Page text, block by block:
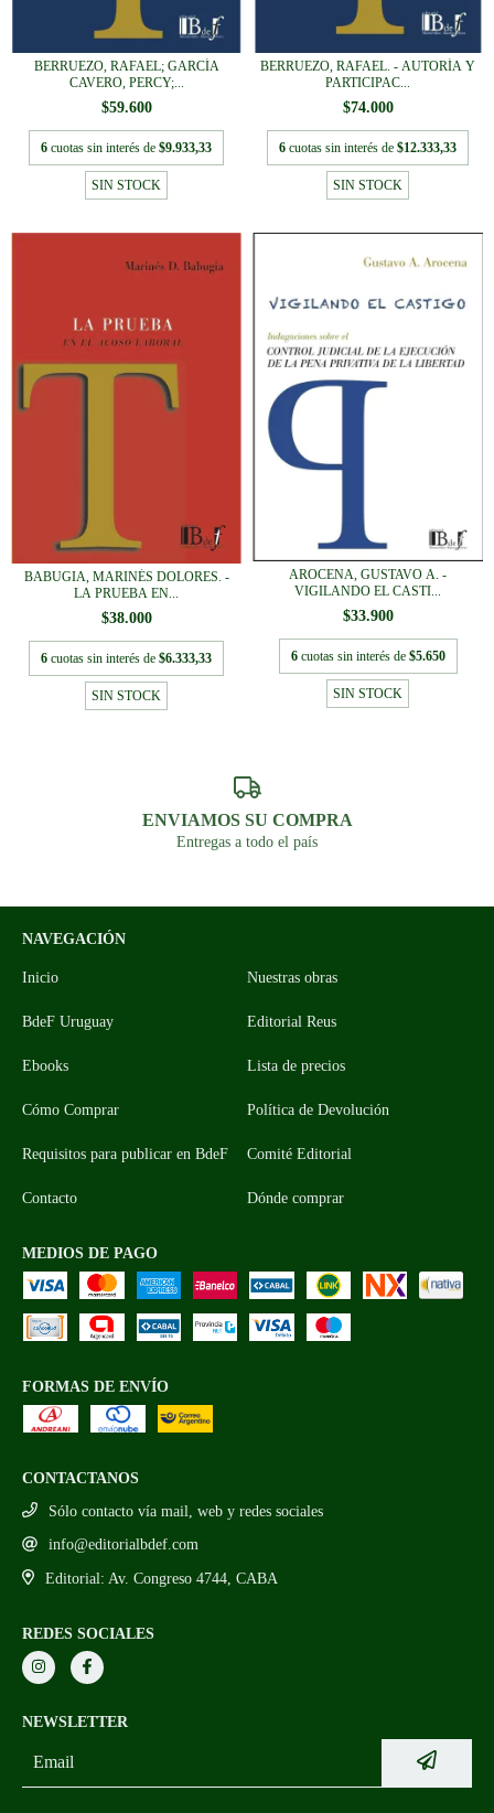
BERRUEZO, RAFAEL; GARCÍA
CAVERO, PERCY;...
$59.600
6 cuotas sin interés de $9.933,33
SIN STOCK
BERRUEZO, RAFAEL. - AUTORÍA Y
PARTICIPAC...
$74.000
6 cuotas sin interés de $12.333,33
SIN STOCK
BABUGIA, MARINÉS DOLORES. -
LA PRUEBA EN...
$38.000
6 cuotas sin interés de $6.333,33
SIN STOCK
AROCENA, GUSTAVO A. -
VIGILANDO EL CASTI...
$33.900
6 cuotas sin interés de $5.650
SIN STOCK
ENVIAMOS SU COMPRA
Entregas a todo el país
NAVEGACIÓN
Inicio Nuestras obras
BdeF Uruguay Editorial Reus
Ebooks Lista de precios
Cómo Comprar Política de Devolución
Requisitos para publicar en BdeF Comité Editorial
Contacto Dónde comprar
MEDIOS DE PAGO
FORMAS DE ENVÍO
CONTACTANOS
Sólo contacto vía mail, web y redes sociales
info@editorialbdef.com
Editorial: Av. Congreso 4744, CABA
REDES SOCIALES
NEWSLETTER